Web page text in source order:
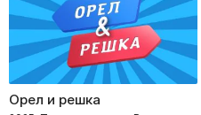
Орел и решка